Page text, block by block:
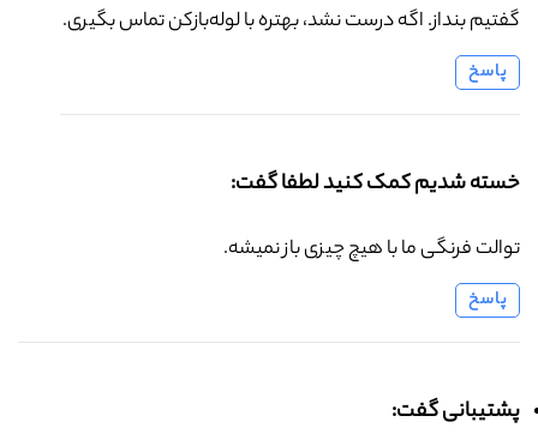
گفتیم بنداز. اگه درست نشد، بهتره با لوله‌بازکن تماس بگیری.
پاسخ
خسته شدیم کمک کنید لطفا گفت:
توالت فرنگی ما با هیچ چیزی باز نمیشه.
پاسخ
پشتیبانی گفت: